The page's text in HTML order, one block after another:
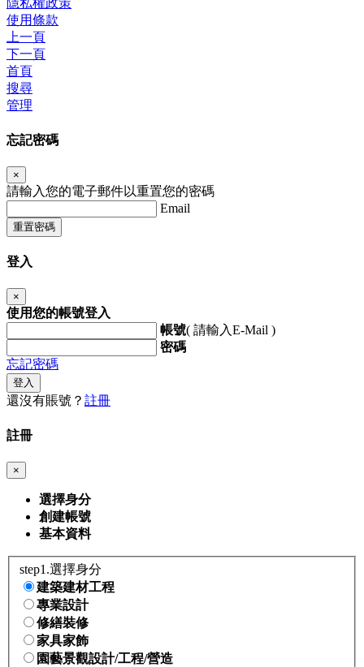
隱私權政策
使用條款
上一頁
下一頁
首頁
搜尋
管理
忘記密碼
×
請輸入您的電子郵件以重置您的密碼
Email
重置密碼
登入
×
使用您的帳號登入
帳號( 請輸入E-Mail )
密碼
忘記密碼
登入
還沒有賬號？ 註冊
註冊
×
選擇身分
創建帳號
基本資料
step1.選擇身分
建築建材工程
專業設計
修繕裝修
家具家飾
園藝景觀設計/工程/營造